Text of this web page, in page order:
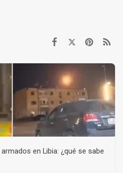
en Libia: ¿qué se sabe